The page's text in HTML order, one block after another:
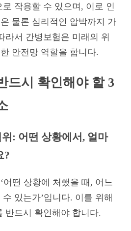
작용할 수 있으며, 이로 인
물론 심리적인 압박까지 가
라서 간병보험은 미래의 위
안전망 역할을 합니다.
드시 확인해야 할 3
: 어떤 상황에서, 얼마
?
어떤 상황에 처했을 때, 어느
있는가’입니다. 이를 위해
반드시 확인해야 합니다.